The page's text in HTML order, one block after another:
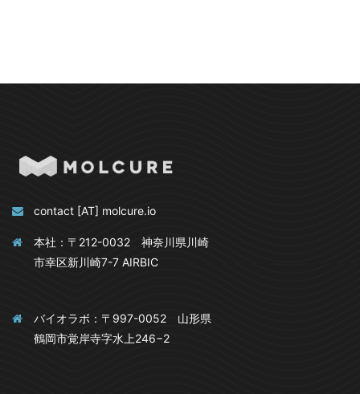
contact [AT] molcure.io
本社：〒212-0032 神奈川県川崎
市幸区新川崎7-7 AIRBIC
バイオラボ：〒997-0052 山形県
鶴岡市覚岸寺字水上246−2